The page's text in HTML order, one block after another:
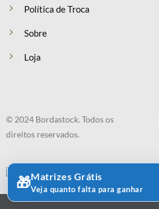
Política de Troca
Sobre
Loja
© 2024 Bordastock. Todos os
direitos reservados.
🎁Matrizes Grátis
Veja quanto falta para ganhar